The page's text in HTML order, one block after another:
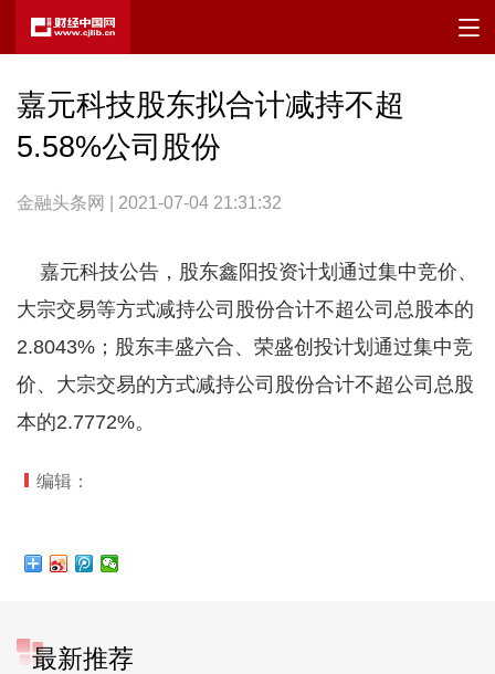
嘉元科技股东拟合计减持不超
5.58%公司股份
金融头条网 | 2021-07-04 21:31:32
嘉元科技公告，股东鑫阳投资计划通过集中竞价、
大宗交易等方式减持公司股份合计不超公司总股本的
2.8043%；股东丰盛六合、荣盛创投计划通过集中竞
价、大宗交易的方式减持公司股份合计不超公司总股
本的2.7772%。
编辑：
最新推荐